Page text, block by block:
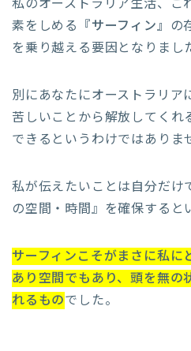
私のオーストラリア生活、こ
素をしめる 『サーフィン』 の
を乗り越える要因となりまし
別にあなたにオーストラリア
苦しいことから解放してくれ
できるというわけではありま
私が伝えたいことは自分だけ
の空間・時間』を確保すると
サーフィンこそがまさに私に
あり空間でもあり、頭を無の
れるものでした。